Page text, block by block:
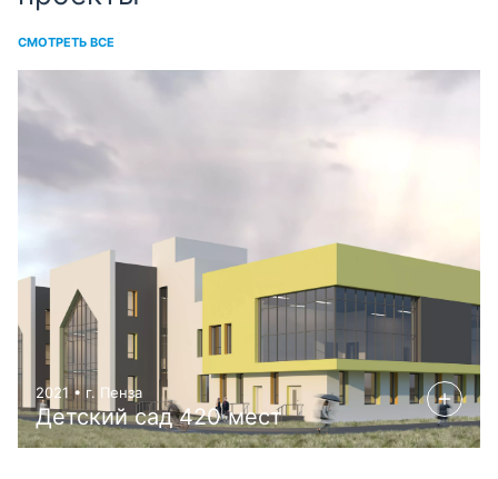
СМОТРЕТЬ ВСЕ
2021 • г. Пенза
Детский сад 420 мест